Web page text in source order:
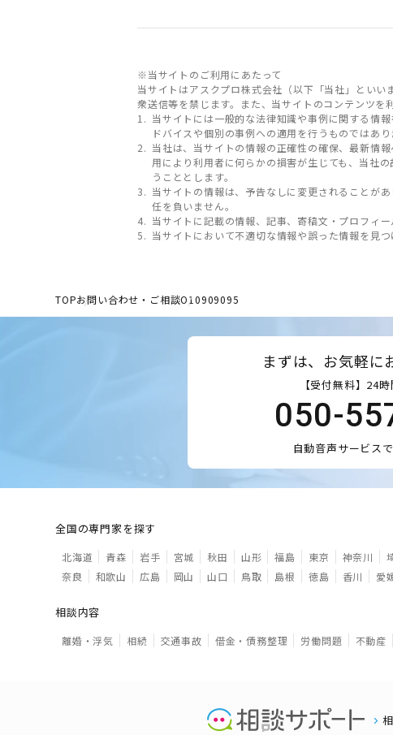
※当サイトのご利用にあたって
当サイトはアスクプロ株式会社（以下「当社」とい
衆送信等を禁じます。また、当サイトのコンテンツを
当サイトには一般的な法律知識や事例に関する情
ドバイスや個別の事例への適用を行うものではあり
当社は、当サイトの情報の正確性の確保、最新情
用により利用者に何らかの損害が生じても、当社
うこととします。
当サイトの情報は、予告なしに変更されることが
任を負いません。
当サイトに記載の情報、記事、寄稿文・プロフィ
当サイトにおいて不適切な情報や誤った情報を見
TOPお問い合わせ・ご相談O10909095
まずは、お気軽に
【受付無料】24
050-
自動音声サービス
全国の専門家を探す
北海道 青森 岩手 宮城 秋田 山形 福島 東京 神奈川
奈良
和歌山 広島 岡山 山口 鳥取 島根 徳島 香川 愛
相談内容
離婚・浮気 相続 交通事故 借金・債務整理 労働問題 不動産